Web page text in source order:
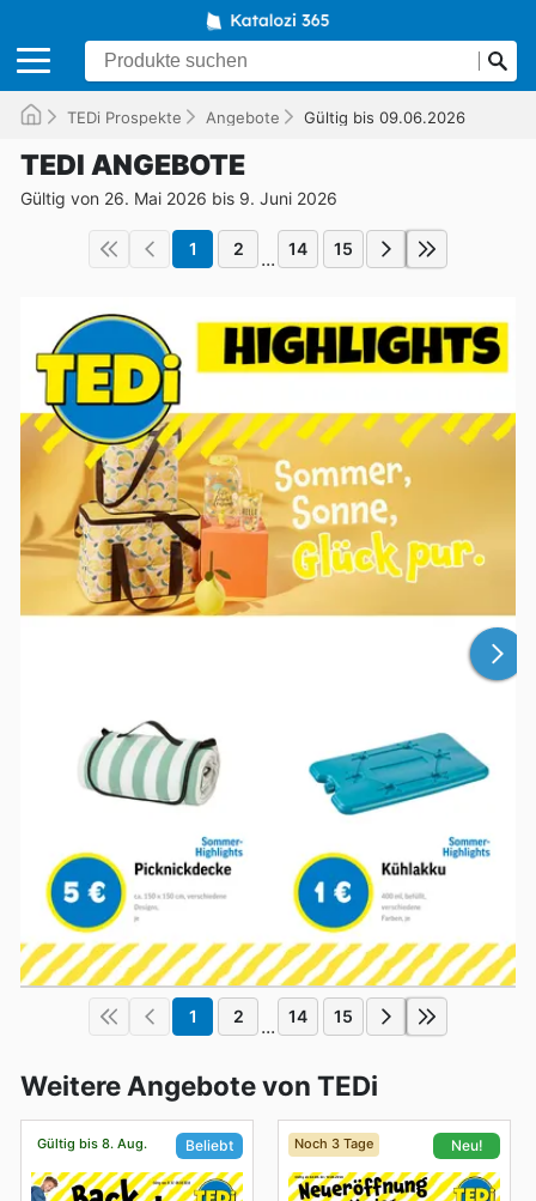
TEDi Prospekte Angebote Gültig bis 09.06.2026
TEDI ANGEBOTE
Gültig von 26. Mai 2026 bis 9. Juni 2026
1 2 ... 14 15
1 2 ... 14 15
Weitere Angebote von TEDi
Gültig bis 8. Aug. Beliebt Noch 3 Tage Neu!